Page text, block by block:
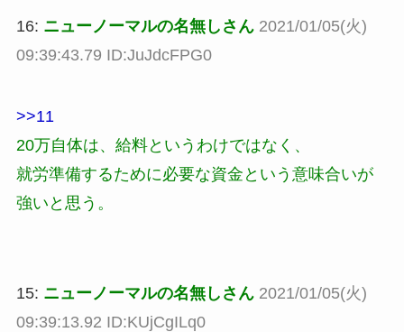
16: ニューノーマルの名無しさん 2021/01/05(火)
09:39:43.79 ID:JuJdcFPG0
>>11
20万自体は、給料というわけではなく、
就労準備するために必要な資金という意味合いが
強いと思う。
15: ニューノーマルの名無しさん 2021/01/05(火)
09:39:13.92 ID:KUjCgILq0